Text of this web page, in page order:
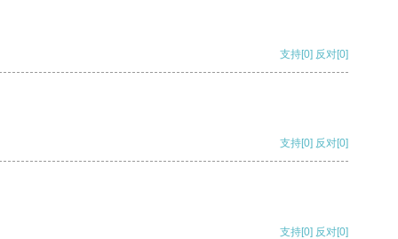
支持[0] 反对[0]
支持[0] 反对[0]
支持[0] 反对[0]